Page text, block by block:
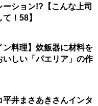
ション!?【こんな上司
て！58】
ン料理】炊飯器に材料を
いしい「パエリア」の作
井まさあきさんインタ